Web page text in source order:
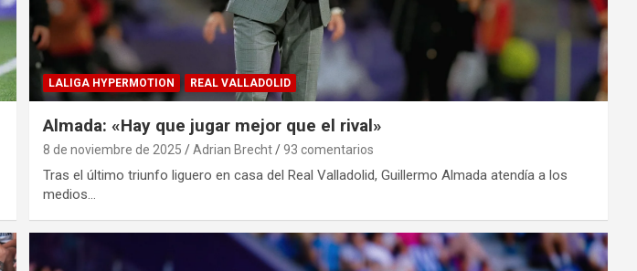
LALIGA HYPERMOTION REAL VALLADOLID
Almada: «Hay que jugar mejor que el rival»
8 de noviembre de 2025 Adrian Brecht 93 comentarios
Tras el último triunfo liguero en casa del Real Valladolid, Guillermo Almada atendía a los
medios…